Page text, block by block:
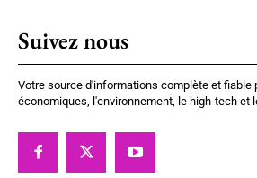
Suivez nous
Votre source d'informations complète et fiable
économiques, l'environnement, le high-tech et